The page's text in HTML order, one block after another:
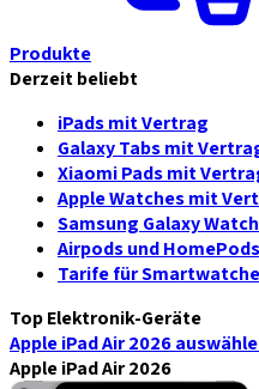
Produkte
Derzeit beliebt
iPads mit Vertrag
Galaxy Tabs mit
Xiaomi Pads mit
Apple Watches mit
Samsung Galaxy
Airpods und HomePods
Tarife für
Top Elektronik-Geräte
Apple iPad Air 2026
Apple iPad Air 2026